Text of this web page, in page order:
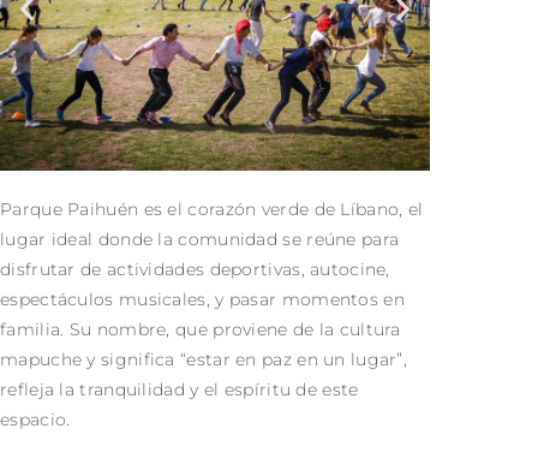
Parque Paihuén es el corazón verde de Líbano, el
lugar ideal donde la comunidad se reúne para
disfrutar de actividades deportivas, autocine,
espectáculos musicales, y pasar momentos en
familia. Su nombre, que proviene de la cultura
mapuche y significa “estar en paz en un lugar”,
refleja la tranquilidad y el espíritu de este
espacio.